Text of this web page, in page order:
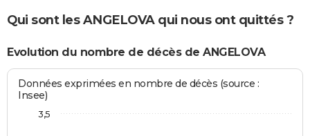
Qui sont les ANGELOVA qui nous ont quittés ?
Evolution du nombre de décès de ANGELOVA
Données exprimées en nombre de décès (source :
Insee)
3,5